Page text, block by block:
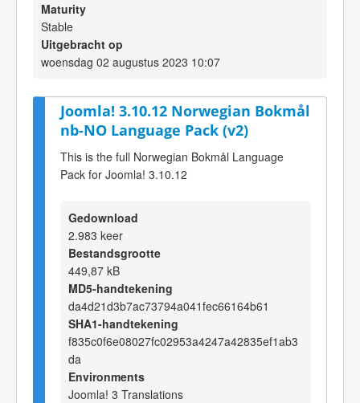
Maturity
Stable
Uitgebracht op
woensdag 02 augustus 2023 10:07
Joomla! 3.10.12 Norwegian Bokmål
nb-NO Language Pack (v2)
This is the full Norwegian Bokmål Language
Pack for Joomla! 3.10.12
Gedownload
2.983 keer
Bestandsgrootte
449,87 kB
MD5-handtekening
da4d21d3b7ac73794a041fec66164b61
SHA1-handtekening
f835c0f6e08027fc02953a4247a42835ef1ab3
da
Environments
Joomla! 3 Translations